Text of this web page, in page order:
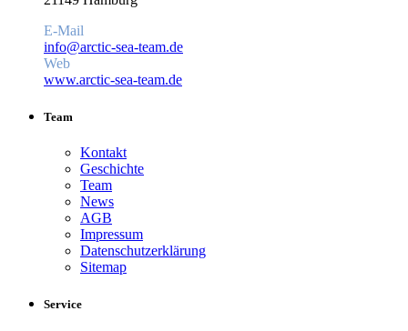
E-Mail
info@arctic-sea-team.de
Web
www.arctic-sea-team.de
Team
Kontakt
Geschichte
Team
News
AGB
Impressum
Datenschutzerklärung
Sitemap
Service